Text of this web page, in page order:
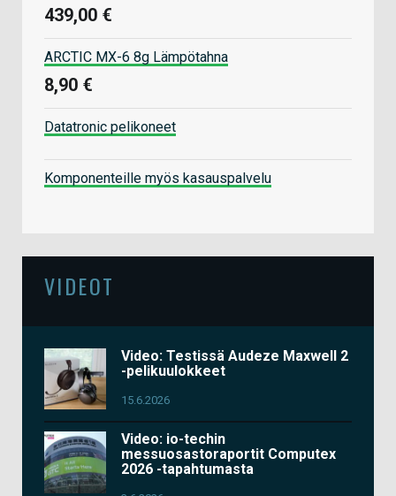
439,00 €
ARCTIC MX-6 8g Lämpötahna
8,90 €
Datatronic pelikoneet
Komponenteille myös kasauspalvelu
VIDEOT
Video: Testissä Audeze Maxwell 2
-pelikuulokkeet
15.6.2026
Video: io-techin
messuosastoraportit Computex
2026 -tapahtumasta